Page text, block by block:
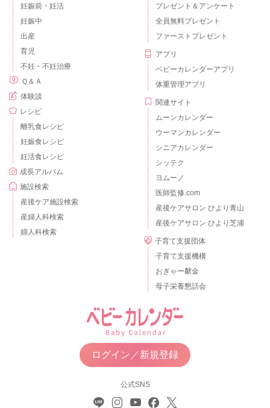
妊娠前・妊活
妊娠中
出産
育児
不妊・不妊治療
Ｑ＆Ａ
体験談
レシピ
離乳食レシピ
妊娠食レシピ
妊活食レシピ
成長アルバム
施設検索
産後ケア施設検索
産婦人科検索
婦人科検索
プレゼント＆アンケート
全員無料プレゼント
ファーストプレゼント
アプリ
ベビーカレンダーアプリ
体重管理アプリ
関連サイト
ムーンカレンダー
ウーマンカレンダー
シニアカレンダー
シッテク
ヨムーノ
医師監修.com
産後ケアサロン ひより青山
産後ケアサロン ひより芝浦
子育て支援団体
子育て支援機構
おぎゃー献金
母子栄養懇話会
ログイン／新規登録
公式SNS